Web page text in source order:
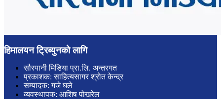
हिमालयन ट्रिब्युनको लागि
सौरपानी मिडिया प्रा.लि. अन्तरगत
प्रकाशक: साहित्यसागर श्रोत केन्द्र
सम्पादक: गजे घले
व्यवस्थापक: आशिष पोखरेल